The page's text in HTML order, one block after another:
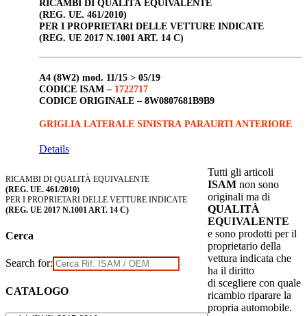
RICAMBI DI QUALITÀ EQUIVALENTE
(REG. UE. 461/2010)
PER I PROPRIETARI DELLE VETTURE INDICATE
(REG. UE 2017 N.1001 ART. 14 C)
A4 (8W2) mod. 11/15 > 05/19
CODICE ISAM – 1722717
CODICE ORIGINALE – 8W0807681B9B9
GRIGLIA LATERALE SINISTRA PARAURTI ANTERIORE
Details
RICAMBI DI QUALITÀ EQUIVALENTE
(REG. UE. 461/2010)
PER I PROPRIETARI DELLE VETTURE INDICATE
(REG. UE 2017 N.1001 ART. 14 C)
Cerca
Search for:
CATALOGO
Tutti gli articoli
ISAM non sono
originali ma di
QUALITÀ
EQUIVALENTE
e sono prodotti per il
proprietario della
vettura indicata che
ha il diritto
di scegliere con quale
ricambio riparare la
propria automobile.